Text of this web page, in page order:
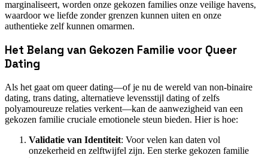
marginaliseert, worden onze gekozen families onze veilige havens,
waardoor we liefde zonder grenzen kunnen uiten en onze
authentieke zelf kunnen omarmen.
Het Belang van Gekozen Familie voor Queer
Dating
Als het gaat om queer dating—of je nu de wereld van non-binaire
dating, trans dating, alternatieve levensstijl dating of zelfs
polyamoureuze relaties verkent—kan de aanwezigheid van een
gekozen familie cruciale emotionele steun bieden. Hier is hoe:
Validatie van Identiteit: Voor velen kan daten vol
onzekerheid en zelftwijfel zijn. Een sterke gekozen familie